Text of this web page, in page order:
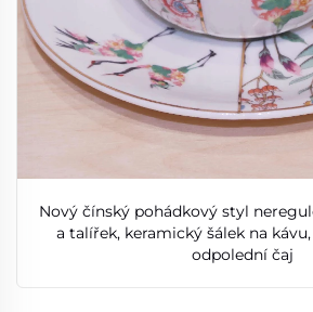
Nový čínský pohádkový styl
a talířek, keramický šálek na
odpolední čaj